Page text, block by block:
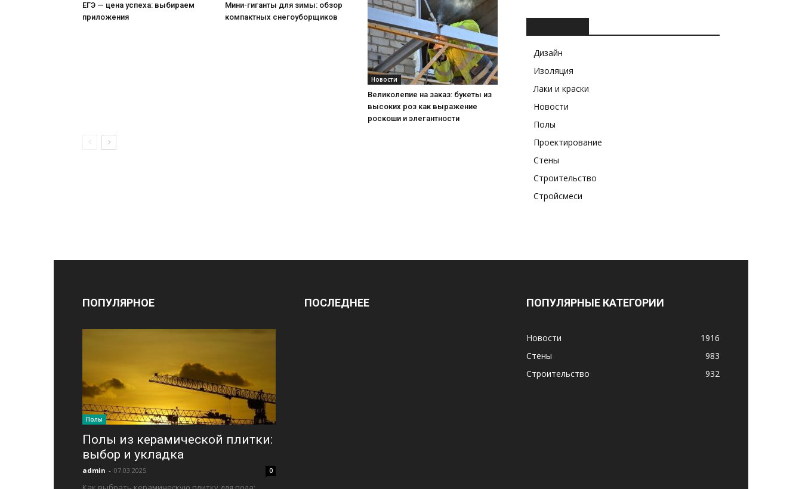
ЕГЭ — цена успеха: выбираем
приложения
Мини-гиганты для зимы: обзор
компактных снегоуборщиков
Новости
Великолепие на заказ: букеты из
высоких роз как выражение
роскоши и элегантности
Дизайн
Изоляция
Лаки и краски
Новости
Полы
Проектирование
Стены
Строительство
Стройсмеси
ПОПУЛЯРНОЕ
Полы
Полы из керамической плитки:
выбор и укладка
admin - 07.03.2025 0
ПОСЛЕДНЕЕ ПОПУЛЯРНЫЕ КАТЕГОРИИ
Новости
1916
Стены
983
Строительство
932